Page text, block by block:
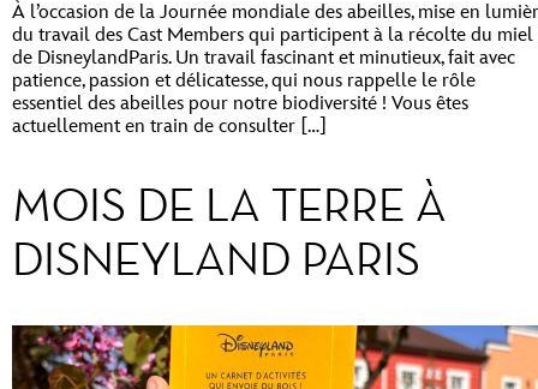
À l’occasion de la Journée mondiale des abeilles, mise en
du travail des Cast Members qui participent à la récolte du miel
de DisneylandParis. Un travail fascinant et minutieux, fait avec
patience, passion et délicatesse, qui nous rappelle le rôle
essentiel des abeilles pour notre biodiversité ! Vous êtes
actuellement en train de consulter […]
MOIS DE LA TERRE À
DISNEYLAND PARIS